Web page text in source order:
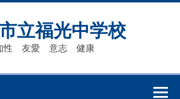
立福光中学校
性 友愛 意志 健康